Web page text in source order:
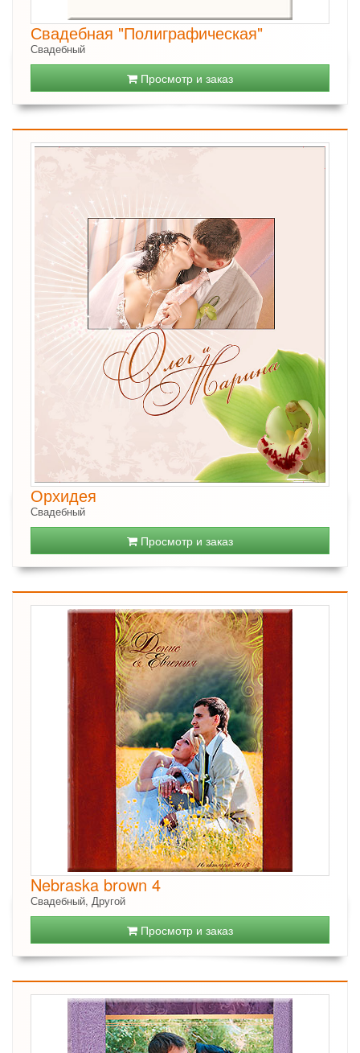
Свадебная "Полиграфическая"
Свадебный
Просмотр и заказ
Орхидея
Свадебный
Просмотр и заказ
Nebraska brown 4
Свадебный, Другой
Просмотр и заказ